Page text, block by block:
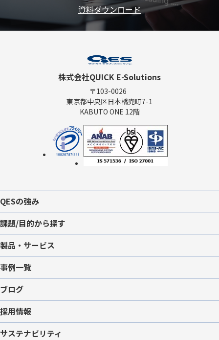
資料ダウンロード
株式会社QUICK E-Solutions
〒103-0026
東京都中央区日本橋兜町7-1
KABUTO ONE 12階
QESの強み
課題/目的から探す
製品・サービス
事例一覧
ブログ
採用情報
サステナビリティ